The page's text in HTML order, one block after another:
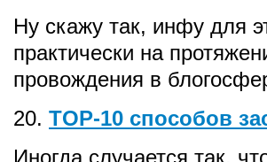
Ну скажу так, инфу для
практически на
провождения в
20. TOP-10 способов
Иногда случается так,